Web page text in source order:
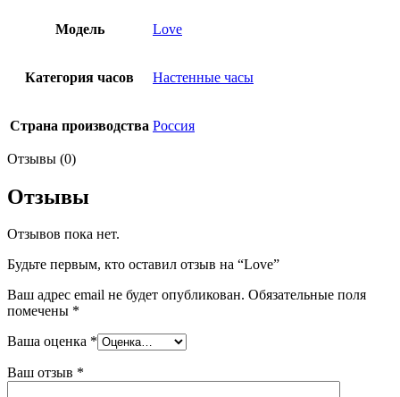
Модель Love
Категория часов Настенные часы
Страна производства Россия
Отзывы (0)
Отзывы
Отзывов пока нет.
Будьте первым, кто оставил отзыв на “Love”
Ваш адрес email не будет опубликован. Обязательные поля
помечены *
Ваша оценка *
Ваш отзыв *